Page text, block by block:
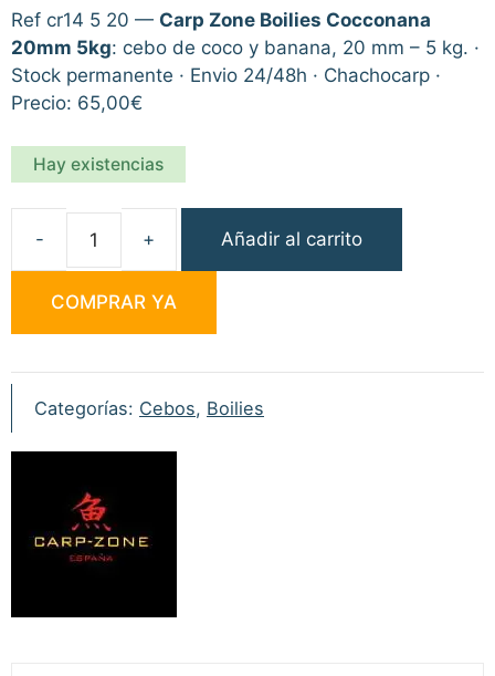
Ref cr14 5 20 — Carp Zone Boilies Cocconana
20mm 5kg: cebo de coco y banana, 20 mm – 5 kg. ·
Stock permanente · Envio 24/48h · Chachocarp ·
Precio: 65,00€
Hay existencias
Boilies
Cocconana
cantidad
Añadir al carrito
COMPRAR YA
Categorías: Cebos, Boilies